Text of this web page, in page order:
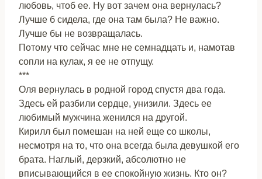
любовь, чтоб ее. Ну вот зачем она вернулась?
Лучше б сидела, где она там была? Не важно.
Лучше бы не возвращалась.
Потому что сейчас мне не семнадцать и, намотав
сопли на кулак, я ее не отпущу.
***
Оля вернулась в родной город спустя два года.
Здесь ей разбили сердце, унизили. Здесь ее
любимый мужчина женился на другой.
Кирилл был помешан на ней еще со школы,
несмотря на то, что она всегда была девушкой его
брата. Наглый, дерзкий, абсолютно не
вписывающийся в ее спокойную жизнь. Кто он?